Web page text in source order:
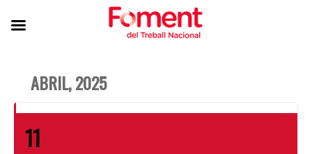
ABRIL, 2025
11